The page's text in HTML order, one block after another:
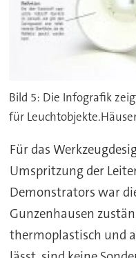
Bild 5: Die Infografik
für
Für das
Umspritzung der
Demonstrators war
Gunzenhausen
thermoplastisch und